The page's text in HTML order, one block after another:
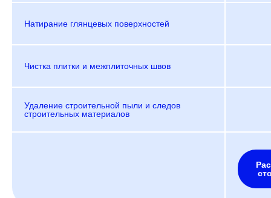
Натирание глянцевых поверхностей
Чистка плитки и межплиточных швов
Удаление строительной пыли и следов
строительных материалов